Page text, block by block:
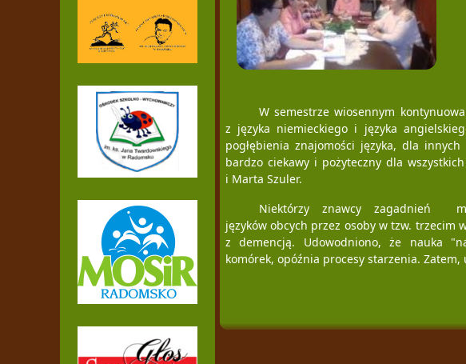
W semestrze wiosennym
z języka niemieckiego i języka
pogłębienia znajomości języka, dla
bardzo ciekawy i pożyteczny dla
i Marta Szuler.
Niektórzy znawcy zagadnień
języków obcych przez osoby w tzw. trzecim
z demencją. Udowodniono, że nauka
komórek, opóźnia procesy starzenia.